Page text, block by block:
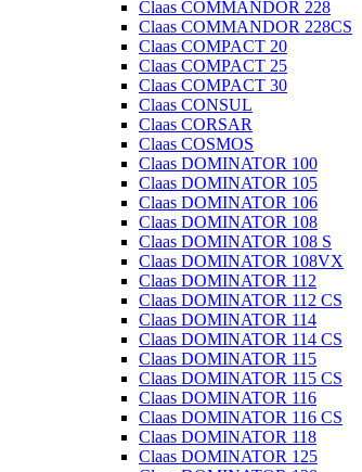
Claas COMMANDOR 228
Claas COMMANDOR 228CS
Claas COMPACT 20
Claas COMPACT 25
Claas COMPACT 30
Claas CONSUL
Claas CORSAR
Claas COSMOS
Claas DOMINATOR 100
Claas DOMINATOR 105
Claas DOMINATOR 106
Claas DOMINATOR 108
Claas DOMINATOR 108 S
Claas DOMINATOR 108VX
Claas DOMINATOR 112
Claas DOMINATOR 112 CS
Claas DOMINATOR 114
Claas DOMINATOR 114 CS
Claas DOMINATOR 115
Claas DOMINATOR 115 CS
Claas DOMINATOR 116
Claas DOMINATOR 116 CS
Claas DOMINATOR 118
Claas DOMINATOR 125